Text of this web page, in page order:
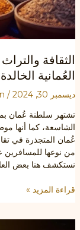
الثقافة
العُمانية
ديسمبر 30, 2024 /
تشتهر سلطنة عُمان
الشاسعة، كما أنها
عُمان المتجذرة في
من نوعها للمسافرين
نستكشف هنا بعض
الثقافة
قراءة المزيد »